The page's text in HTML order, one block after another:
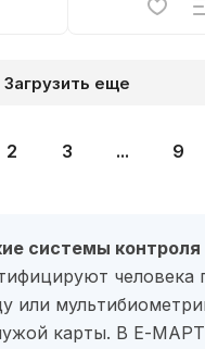
Загрузить еще
2 3 ... 9
системы контроля
человека
или
карты. В Е-